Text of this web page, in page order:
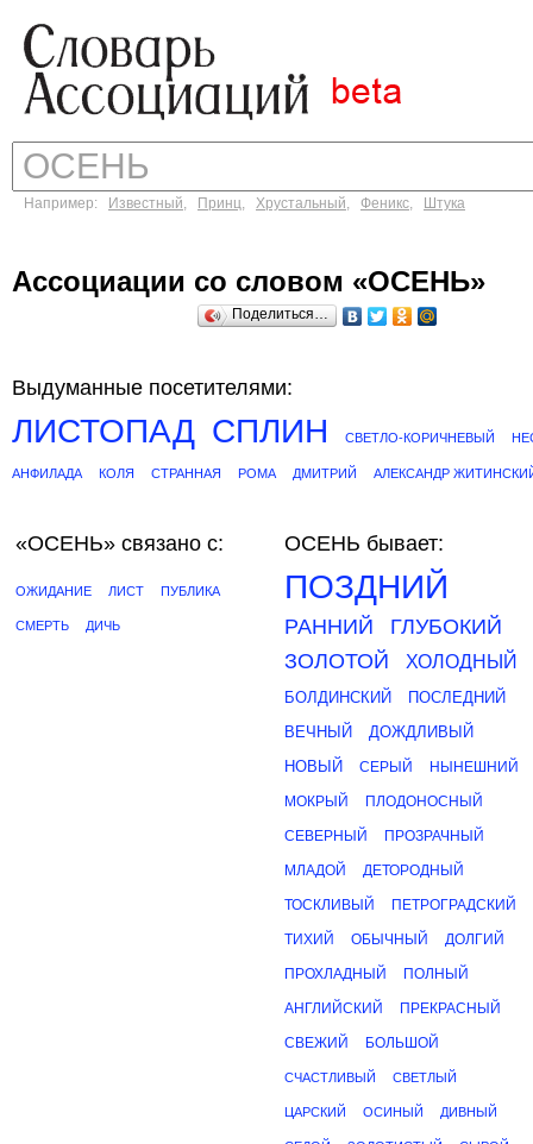
Например: Известный, Принц, Хрустальный, Феникс, Штука
Ассоциации со словом «ОСЕНЬ»
Поделиться…
Выдуманные посетителями:
ЛИСТОПАД СПЛИН СВЕТЛО-КОРИЧНЕВЫЙ
АНФИЛАДА КОЛЯ СТРАННАЯ РОМА ДМИТРИЙ АЛЕКСАНДР
«ОСЕНЬ» связано с:
ОЖИДАНИЕ ЛИСТ ПУБЛИКА
СМЕРТЬ ДИЧЬ
ОСЕНЬ бывает:
ПОЗДНИЙ
РАННИЙ
ГЛУБОКИЙ
ЗОЛОТОЙ
ХОЛОДНЫЙ
БОЛДИНСКИЙ
ПОСЛЕДНИЙ
ВЕЧНЫЙ
ДОЖДЛИВЫЙ
НОВЫЙ
СЕРЫЙ НЫНЕШНИЙ
МОКРЫЙ ПЛОДОНОСНЫЙ
СЕВЕРНЫЙ ПРОЗРАЧНЫЙ
МЛАДОЙ ДЕТОРОДНЫЙ
ТОСКЛИВЫЙ ПЕТРОГРАДСКИЙ
ТИХИЙ ОБЫЧНЫЙ ДОЛГИЙ
ПРОХЛАДНЫЙ ПОЛНЫЙ
АНГЛИЙСКИЙ ПРЕКРАСНЫЙ
СВЕЖИЙ БОЛЬШОЙ
СЧАСТЛИВЫЙ СВЕТЛЫЙ
ЦАРСКИЙ ОСИНЫЙ ДИВНЫЙ